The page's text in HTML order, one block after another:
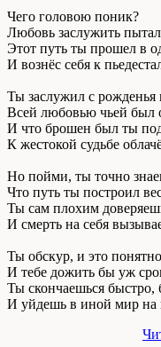
Чего головою поник?
Любовь заслужить
Этот путь ты прошел в
И вознёс себя к
Ты заслужил с рожденья
Всей любовью чьей был
И что брошен был ты
К жестокой судьбе
Но пойми, ты точно
Что путь ты построил
Ты сам плохим
И смерть на себя
Ты обскур, и это понятно
И тебе дожить бы уж
Ты скончаешься быстро,
И уйдешь в иной мир на